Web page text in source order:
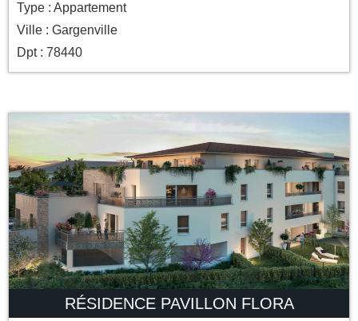
Type : Appartement
Ville : Gargenville
Dpt : 78440
RÉSIDENCE PAVILLON FLORA